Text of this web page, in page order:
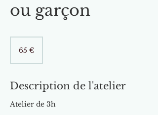
ou garçon
65 €
Description de l'atelier
Atelier de 3h